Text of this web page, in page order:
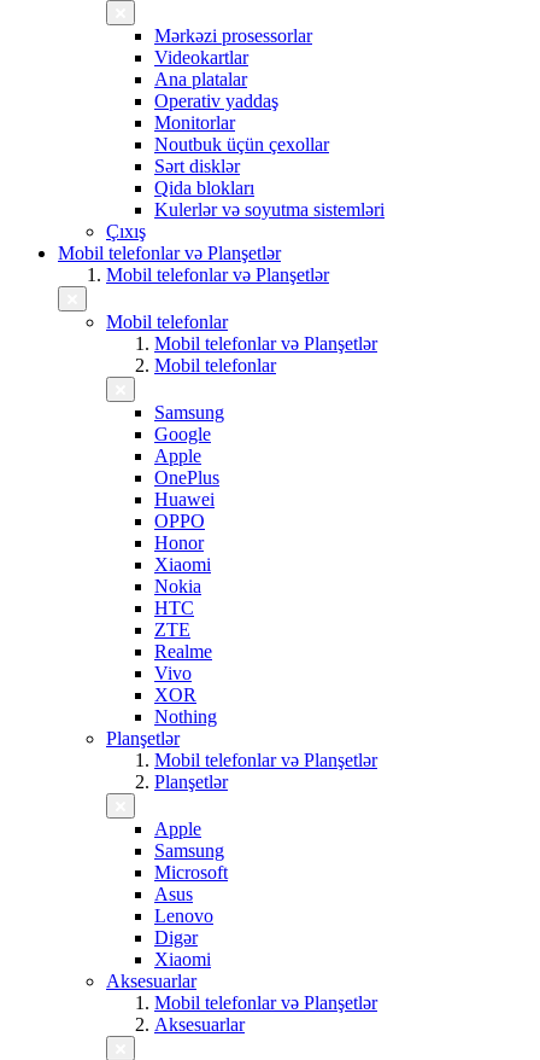
Mərkəzi prosessorlar
Videokartlar
Ana platalar
Operativ yaddaş
Monitorlar
Noutbuk üçün çexollar
Sərt disklər
Qida blokları
Kulerlər və soyutma sistemləri
Çıxış
Mobil telefonlar və Planşetlər
Mobil telefonlar və Planşetlər
Mobil telefonlar
Mobil telefonlar və Planşetlər
Mobil telefonlar
Samsung
Google
Apple
OnePlus
Huawei
OPPO
Honor
Xiaomi
Nokia
HTC
ZTE
Realme
Vivo
XOR
Nothing
Planşetlər
Mobil telefonlar və Planşetlər
Planşetlər
Apple
Samsung
Microsoft
Asus
Lenovo
Digər
Xiaomi
Aksesuarlar
Mobil telefonlar və Planşetlər
Aksesuarlar